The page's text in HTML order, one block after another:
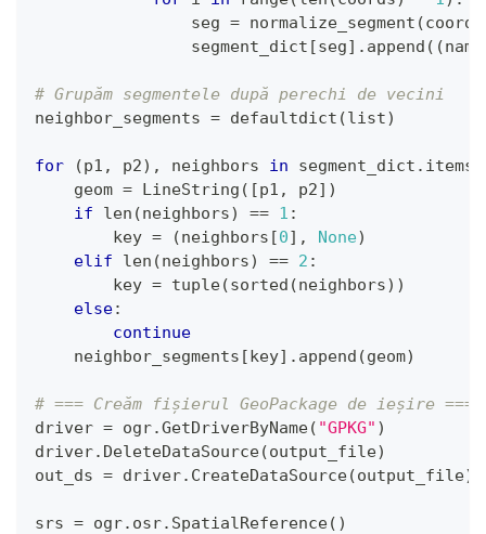
                seg
= normalize_segment (coords
                segment_dict
[seg] . append ( (name
# Grupăm segmentele după perechi de vecini
neighbor_segments = defaultdict (list)
for (p1 , p2) , neighbors in segment_dict . items
    geom
= LineString ( [p1 , p2] )
if
len (neighbors) == 1 :
        key
= (neighbors [0] , None)
elif
len (neighbors) == 2 :
        key
= tuple(sorted (neighbors) )
else:
continue
    neighbor_segments
[key] . append (geom)
# === Creăm fișierul GeoPackage de ieșire ===
driver = ogr.GetDriverByName( "GPKG" )
driver. DeleteDataSource(output_file)
out_ds = driver. CreateDataSource(output_file)
srs = ogr. osr. SpatialReference( )